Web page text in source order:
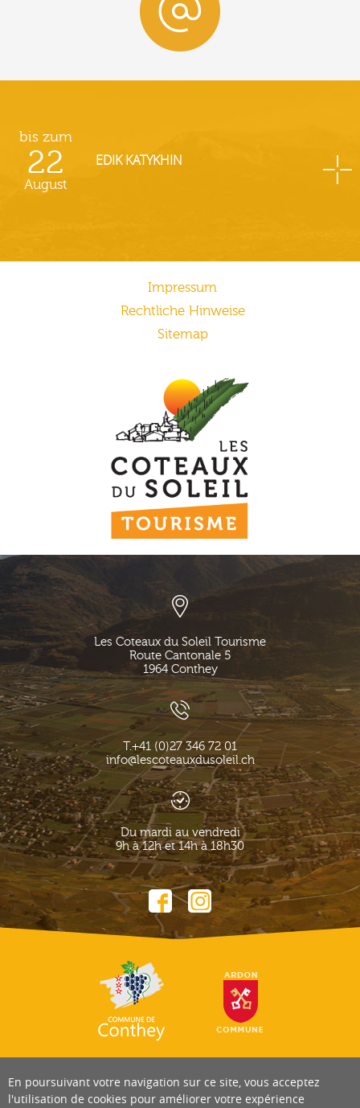
bis zum
22
August
EDIK KATYKHIN
Impressum
Rechtliche Hinweise
Sitemap
Les Coteaux du Soleil Tourisme
Route Cantonale 5
1964 Conthey
T.+41 (0)27 346 72 01
info@lescoteauxdusoleil.ch
Du mardi au vendredi
9h à 12h et 14h à 18h30
En poursuivant votre navigation sur ce site, vous acceptez
l'utilisation de cookies pour améliorer votre expérience